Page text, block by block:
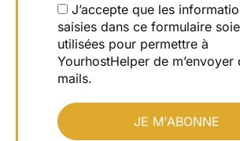
J’accepte que les
saisies dans ce formulaire
utilisées pour permettre à
YourhostHelper de m’envoyer
mails.